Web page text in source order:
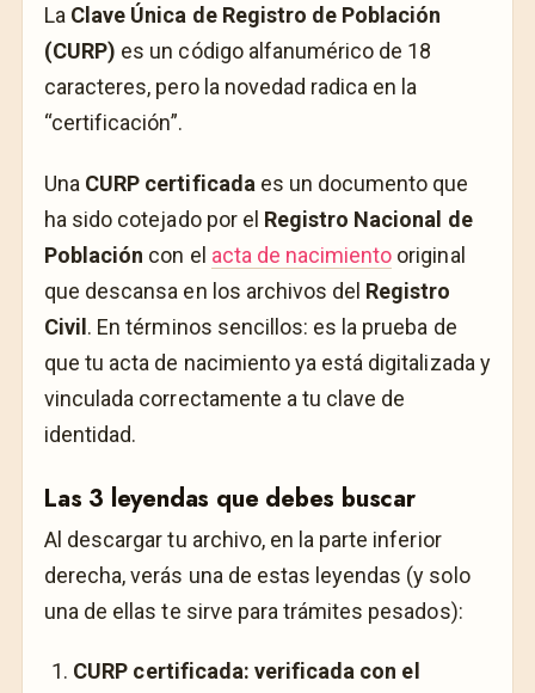
La Clave Única de Registro de Población
(CURP) es un código alfanumérico de 18
caracteres, pero la novedad radica en la
“certificación”.
Una CURP certificada es un documento que
ha sido cotejado por el Registro Nacional de
Población con el acta de nacimiento original
que descansa en los archivos del Registro
Civil. En términos sencillos: es la prueba de
que tu acta de nacimiento ya está digitalizada y
vinculada correctamente a tu clave de
identidad.
Las 3 leyendas que debes buscar
Al descargar tu archivo, en la parte inferior
derecha, verás una de estas leyendas (y solo
una de ellas te sirve para trámites pesados):
CURP certificada: verificada con el